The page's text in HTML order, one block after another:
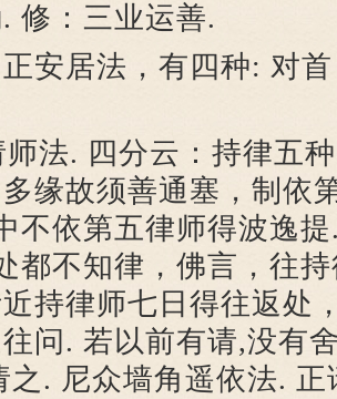
修：三业运善.
居法，有四种: 对首
. 四分云：持律五种
缘故须善通塞，制依
不依第五律师得波逸
都不知律，佛言，往
持律师七日得往返处
问. 若以前有请,没有
之. 尼众墙角遥依法.